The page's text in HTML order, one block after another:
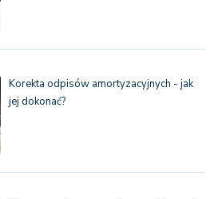
Korekta odpisów amortyzacyjnych - jak
jej dokonać?